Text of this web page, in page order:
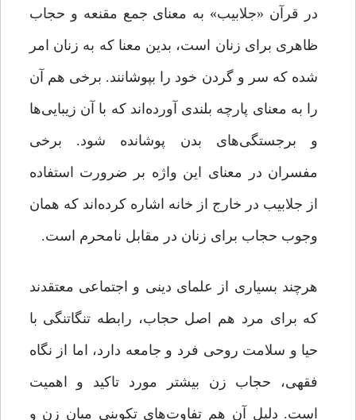
در قرآن «جلابیب» به معنای جمع مقنعه و حجاب
ظاهری برای زنان است، بدین معنا که به زنان امر
شده که سر و گردن خود را بپوشانند. برخی هم آن
را به معنای پارچه بلندی آورده‌اند که با آن زیبایی‌ها
و برجستگی‌های بدن پوشانده شود. برخی
مفسران در معنای این واژه بر ضرورت استفاده
از جلابیب در خارج از خانه اشاره کرده‌اند که همان
وجوب حجاب برای زنان در مقابل نامحرم است.
هرچند بسیاری از علمای دینی و اجتماعی معتقدند
که برای مرد هم اصل حجاب، رابطه تنگاتنگی با
حیا و سلامت روحی فرد و جامعه دارد، اما از نگاه
فقهی، حجاب زن بیشتر مورد تاکید و اهمیت
است. دلیل آن هم تفاوت‌های تکوینی میان زن و